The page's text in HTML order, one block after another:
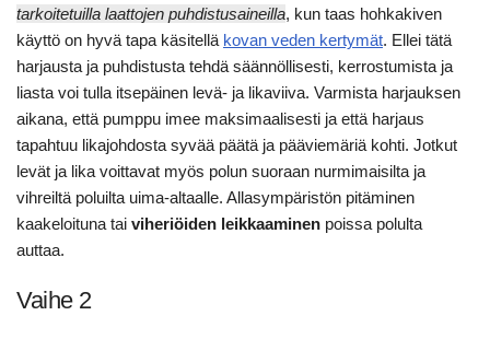
tarkoitetuilla laattojen puhdistusaineilla, kun taas hohkakiven
käyttö on hyvä tapa käsitellä kovan veden kertymät. Ellei tätä
harjausta ja puhdistusta tehdä säännöllisesti, kerrostumista ja
liasta voi tulla itsepäinen levä- ja likaviiva. Varmista harjauksen
aikana, että pumppu imee maksimaalisesti ja että harjaus
tapahtuu likajohdosta syvää päätä ja pääviemäriä kohti. Jotkut
levät ja lika voittavat myös polun suoraan nurmimaisilta ja
vihreiltä poluilta uima-altaalle. Allasympäristön pitäminen
kaakeloituna tai viheriöiden leikkaaminen poissa polulta
auttaa.
Vaihe 2